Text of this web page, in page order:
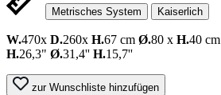
Metrisches System Kaiserlich
W.470x D.260x H.67 cm Ø.80 x H.40 cm
H.26,3" Ø.31,4'' H.15,7''
zur Wunschliste hinzufügen